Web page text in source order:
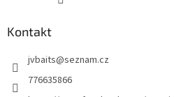
Kontakt
jvbaits@seznam.cz
776635866